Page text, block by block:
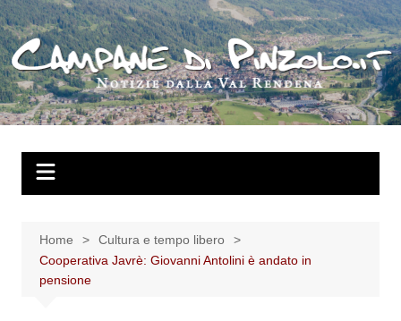
Salta
al
contenuto
Home
Cultura e tempo libero
Cooperativa Javrè: Giovanni Antolini è andato in
pensione